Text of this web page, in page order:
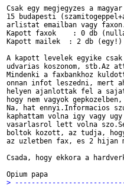
Csak egy megjegyzes a
15 budapesti
arlistat emailban vagy
Kapott faxok	: 0 db (nulla!)
Kapott mailek  : 2 db (egy!)
A kapott levelek egyike
udvarias koszonom, stb.Az
Mindenki a faxbankhoz
onnan infot leszedni, mert
helyen ajanlottak fel a sajat
hogy nem vagyok
Na, hat ennyi.Informacios
kaphattam volna igy vagy
vasarlasrol lett volna
boltok kozott, az tudja,
az uzletben fax, es 2 hijan
Csada, hogy ekkora a
>